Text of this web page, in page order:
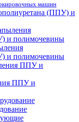
машин
(ППУ) и
и полимочевины
ППУ и